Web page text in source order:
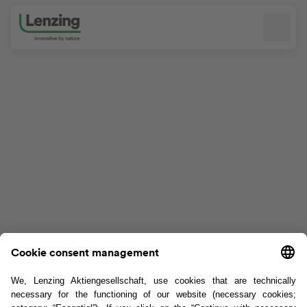
Navigation überspringen